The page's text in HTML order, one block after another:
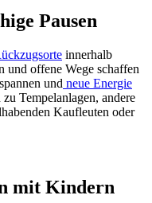
Pausen
innerhalb
und offene Wege schaffen
und neue Energie
Tempelanlagen, andere
Kaufleuten oder
mit Kindern